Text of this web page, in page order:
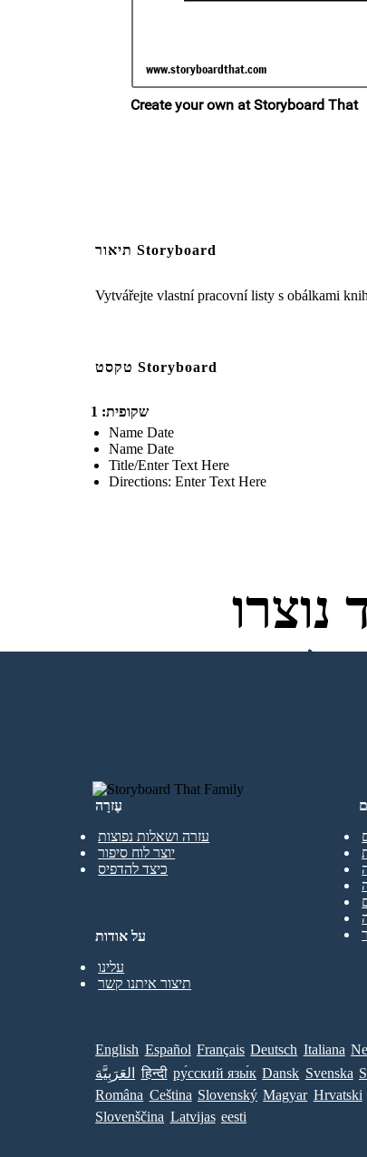
תיאור Storyboard
Vytvářejte vlastní pracovní listy s obálkami
טקסט Storyboard
שקופית: 1
Name Date
Name Date
Title/Enter Text Here
Directions: Enter Text Here
נוצרו
עֶזרָה
עזרה ושאלות נפוצות
יוצר לוח סיפור
כיצד להדפיס
על אודות
עלינו
תיצור איתנו קשר
English Español Français Deutsch Italiana
العَرَبِيَّة
हिन्दी ру́сский язы́к Dansk Svenska
Româna Ceština Slovenský Magyar Hrvatski
Slovenščina Latvijas eesti